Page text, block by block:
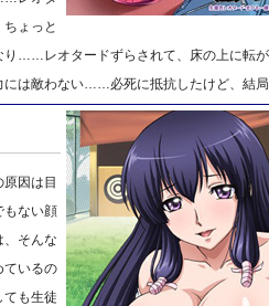
ょっと
……レオタードずらされて、床の上に転
には敵わない……必死に抵抗したけど、結
因は目
もない顔
、そんな
ているの
ても生徒